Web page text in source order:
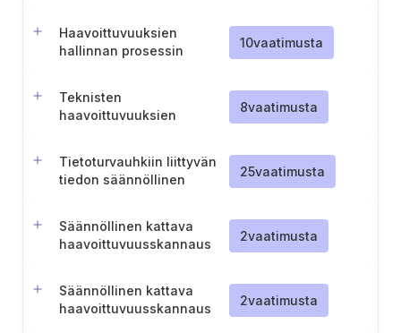
Haavoittuvuuksien
hallinnan prosessin
10vaatimusta
Teknisten
haavoittuvuuksien
8vaatimusta
Tietoturvauhkiin liittyvän
tiedon säännöllinen
25vaatimusta
Säännöllinen kattava
haavoittuvuusskannaus
2vaatimusta
Säännöllinen kattava
haavoittuvuusskannaus
2vaatimusta